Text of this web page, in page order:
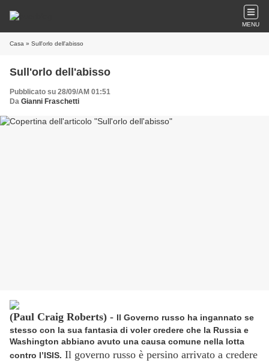
MENU
Casa » Sull'orlo dell'abisso
Sull'orlo dell'abisso
Pubblicato su 28/09/AM 01:51
Da Gianni Fraschetti
(Paul Craig Roberts) - Il Governo russo ha ingannato se
stesso con la sua fantasia di voler credere che la Russia e
Washington abbiano avuto una causa comune nella lotta
contro l’ISIS. Il governo russo è persino arrivato a credere